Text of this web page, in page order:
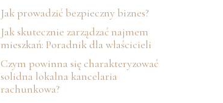
Jak prowadzić bezpieczny biznes?
Jak skutecznie zarządzać najmem
mieszkań: Poradnik dla właścicieli
Czym powinna się charakteryzować
solidna lokalna kancelaria
rachunkowa?